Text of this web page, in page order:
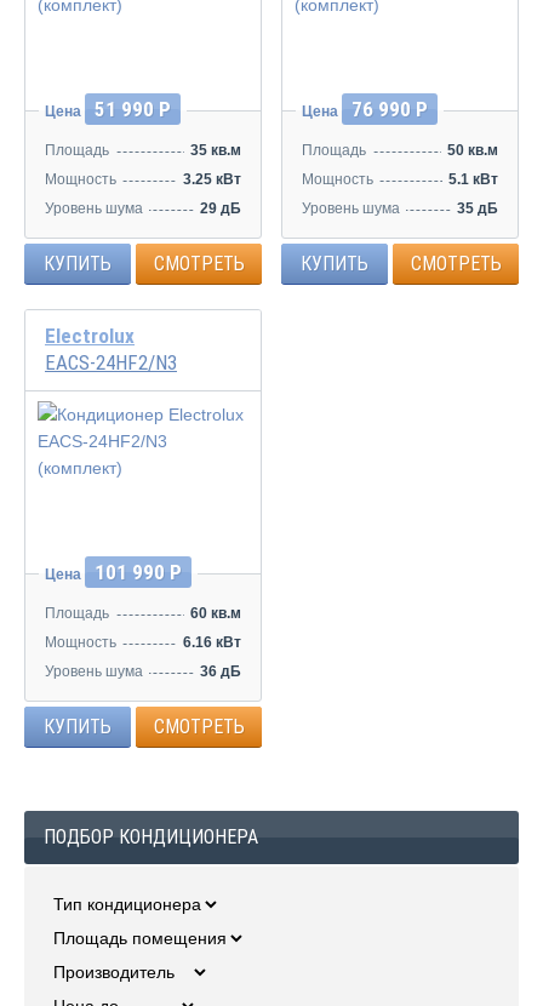
Цена 51 990 Р
Площадь
35 кв.м
Мощность
3.25 кВт
Уровень шума
29 дБ
КУПИТЬ СМОТРЕТЬ
Цена 76 990 Р
Площадь
50 кв.м
Мощность
5.1 кВт
Уровень шума
35 дБ
КУПИТЬ СМОТРЕТЬ
Electrolux
EACS-24HF2/N3
Цена 101 990 Р
Площадь
60 кв.м
Мощность
6.16 кВт
Уровень шума
36 дБ
КУПИТЬ СМОТРЕТЬ
ПОДБОР КОНДИЦИОНЕРА